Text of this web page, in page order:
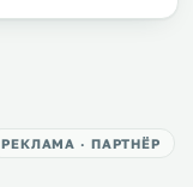
РЕКЛАМА · ПАРТНЁР